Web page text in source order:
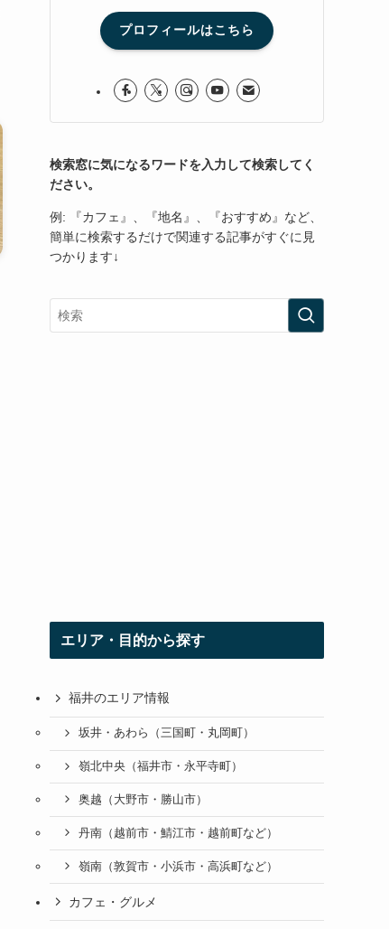
プロフィールはこちら
検索窓に気になるワードを入力して検索してく
ださい。
例: 『カフェ』、『地名』、『おすすめ』など、
簡単に検索するだけで関連する記事がすぐに見
つかります↓
エリア・目的から探す
福井のエリア情報
坂井・あわら（三国町・丸岡町）
嶺北中央（福井市・永平寺町）
奥越（大野市・勝山市）
丹南（越前市・鯖江市・越前町など）
嶺南（敦賀市・小浜市・高浜町など）
カフェ・グルメ